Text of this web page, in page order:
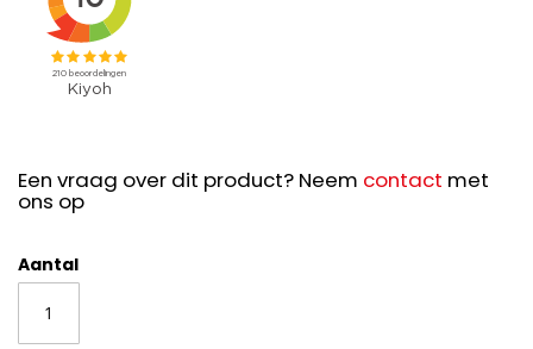
Een vraag over dit product? Neem contact met
ons op
Aantal